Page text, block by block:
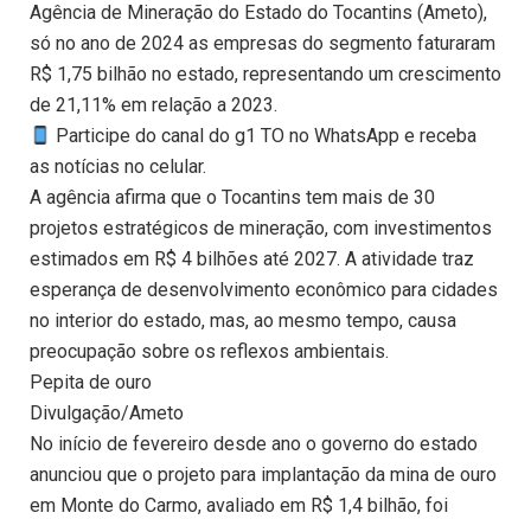
Agência de Mineração do Estado do Tocantins (Ameto),
só no ano de 2024 as empresas do segmento faturaram
R$ 1,75 bilhão no estado, representando um crescimento
de 21,11% em relação a 2023.
Participe do canal do g1 TO no WhatsApp e receba
as notícias no celular.
A agência afirma que o Tocantins tem mais de 30
projetos estratégicos de mineração, com investimentos
estimados em R$ 4 bilhões até 2027. A atividade traz
esperança de desenvolvimento econômico para cidades
no interior do estado, mas, ao mesmo tempo, causa
preocupação sobre os reflexos ambientais.
Pepita de ouro
Divulgação/Ameto
No início de fevereiro desde ano o governo do estado
anunciou que o projeto para implantação da mina de ouro
em Monte do Carmo, avaliado em R$ 1,4 bilhão, foi